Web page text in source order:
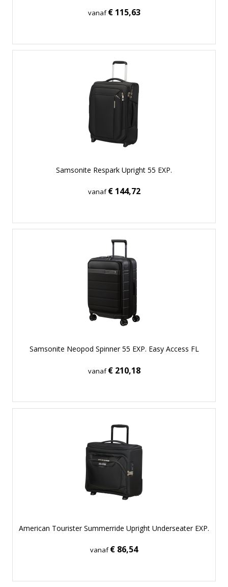
vanaf€ 115,63
Samsonite Respark Upright 55 EXP.
vanaf€ 144,72
Samsonite Neopod Spinner 55 EXP. Easy Access FL
vanaf€ 210,18
American Tourister Summerride Upright Underseater EXP.
vanaf€ 86,54